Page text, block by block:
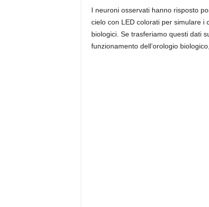
I neuroni osservati hanno risposto
cielo con LED colorati per simulare i
biologici. Se trasferiamo questi dati
funzionamento dell’orologio